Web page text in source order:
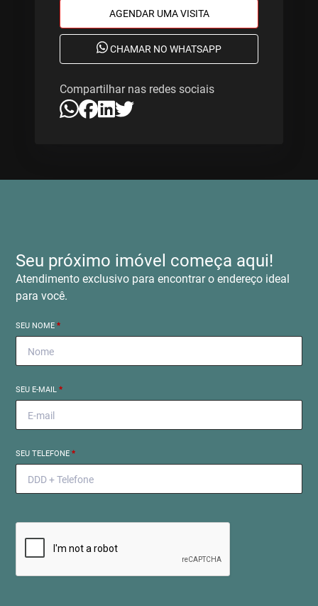
AGENDAR UMA VISITA
CHAMAR NO WHATSAPP
Compartilhar nas redes sociais
Seu próximo imóvel começa aqui!
Atendimento exclusivo para encontrar o endereço ideal
para você.
SEU NOME*
SEU E-MAIL*
SEU TELEFONE*